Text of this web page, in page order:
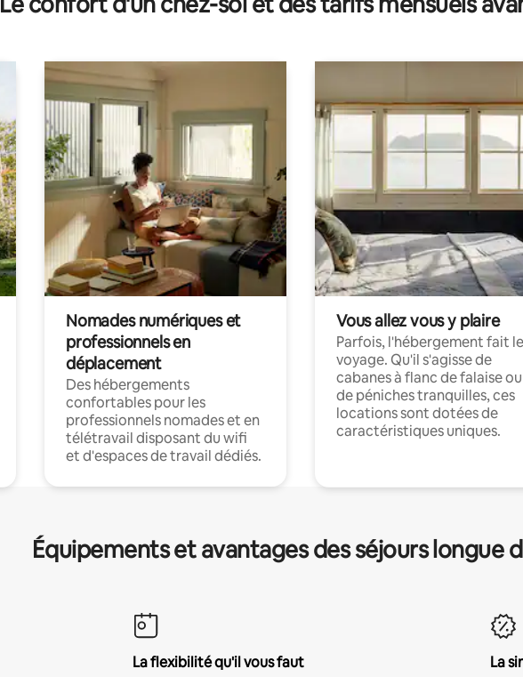
Nomades numériques et
professionnels en
déplacement
Des hébergements
confortables pour les
professionnels nomades et en
télétravail disposant du wifi
et d'espaces de travail dédiés.
Vous allez vous y plaire
Parfois, l'hébergement fait le
voyage. Qu'il s'agisse de
cabanes à flanc de falaise ou
de péniches tranquilles, ces
locations sont dotées de
caractéristiques uniques.
Équipements et avantages des séjours longue
La flexibilité qu'il vous faut
La